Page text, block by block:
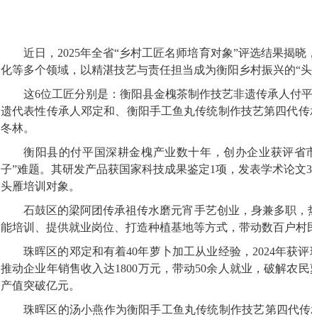
近日，2025年全省“乡村工匠名师培育对象”评选结果揭
化等多个领域，以精湛技艺与责任担当成为衡阳乡村振兴的“头
这6位工匠分别是：衡阳县金槐茶制作技艺非遗传承人付
遗代表性传承人邓定和、衡阳手工鱼丸传统制作技艺第四代
冬林。
衡阳县的付平国深耕金槐产业数十年，创办企业获评
子”难题。其研发产品获国家科技成果鉴定1项，发表学术论
头雁培训对象。
石鼓区的梁阿团传承祖传水磨元宵手艺创业，身兼多职
能培训、提供就业岗位、打造种植基地等方式，带动数百户村
珠晖区的邓定和有着40年萝卜加工从业经验，2024年获
推动企业年销售收入达1800万元，带动50余人就业，破解农
产值突破亿元。
珠晖区的汤小燕作为衡阳手工鱼丸传统制作技艺第四代